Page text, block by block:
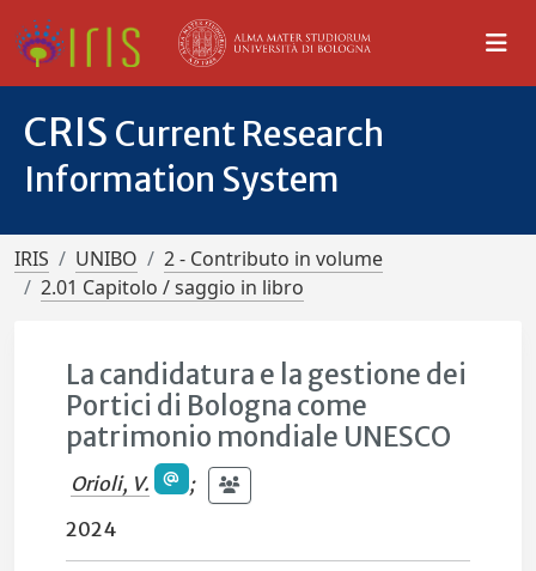
CRIS Current Research
Information System
IRIS UNIBO
2 - Contributo in volume
2.01 Capitolo / saggio in libro
La candidatura e la gestione dei
Portici di Bologna come
patrimonio mondiale UNESCO
Orioli, V.
;
2024